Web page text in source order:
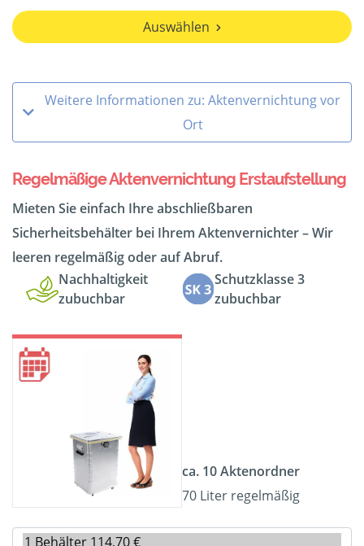
Auswählen
Weitere Informationen zu: Aktenvernichtung vor
Ort
Regelmäßige Aktenvernichtung Erstaufstellung
Mieten Sie einfach Ihre abschließbaren
Sicherheitsbehälter bei Ihrem Aktenvernichter – Wir
leeren regelmäßig oder auf Abruf.
Nachhaltigkeit
zubuchbar
Schutzklasse 3
zubuchbar
ca. 10 Aktenordner
70 Liter regelmäßig